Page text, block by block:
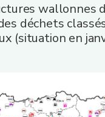
wallonnes
déchets
(situation en